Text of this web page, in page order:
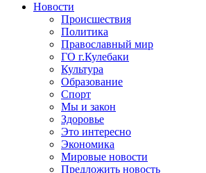
Новости
Происшествия
Политика
Православный мир
ГО г.Кулебаки
Культура
Образование
Спорт
Мы и закон
Здоровье
Это интересно
Экономика
Мировые новости
Предложить новость